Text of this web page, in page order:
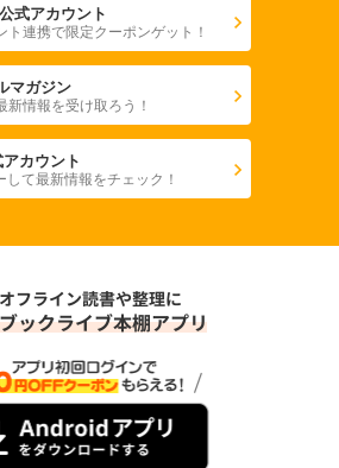
式アカウント
ト連携で限定クーポンゲット！
マガジン
新情報を受け取ろう！
カウント
して最新情報をチェック！